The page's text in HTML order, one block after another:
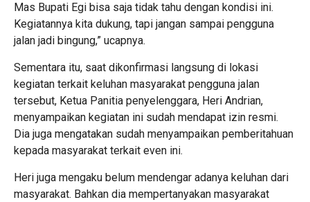
Mas Bupati Egi bisa saja tidak tahu dengan kondisi ini.
Kegiatannya kita dukung, tapi jangan sampai pengguna
jalan jadi bingung,” ucapnya.
Sementara itu, saat dikonfirmasi langsung di lokasi
kegiatan terkait keluhan masyarakat pengguna jalan
tersebut, Ketua Panitia penyelenggara, Heri Andrian,
menyampaikan kegiatan ini sudah mendapat izin resmi.
Dia juga mengatakan sudah menyampaikan pemberitahuan
kepada masyarakat terkait even ini.
Heri juga mengaku belum mendengar adanya keluhan dari
masyarakat. Bahkan dia mempertanyakan masyarakat